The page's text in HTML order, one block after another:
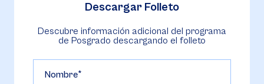
Descargar Folleto
Descubre información adicional del programa
de Posgrado descargando el folleto
Nombre